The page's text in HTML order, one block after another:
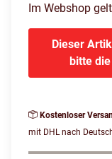
Im Webshop
Dieser
bitte
Kostenloser
mit DHL nach